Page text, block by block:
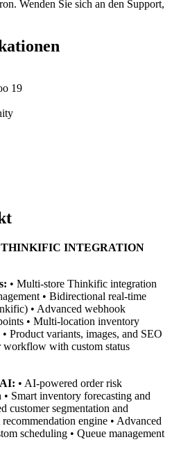
Wenden Sie sich an den Support,
19
INTEGRATION
• Multi-store Thinkific integration
• Bidirectional real-time
• Advanced webhook
• Multi-location inventory
Product variants, images, and SEO
workflow with custom status
• AI-powered order risk
• Smart inventory forecasting and
customer segmentation and
engine • Advanced
scheduling • Queue management